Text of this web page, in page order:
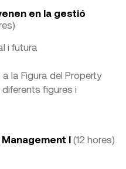
en la gestió
i futura
la Figura del Property
figures i
I (12 hores)